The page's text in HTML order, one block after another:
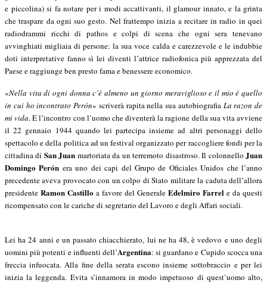
e piccolina) si fa notare per i modi accattivanti, il glamour innato, e la grinta
che traspare da ogni suo gesto. Nel frattempo inizia a recitare in radio in quei
radiodrammi ricchi di pathos e colpi di scena che ogni sera tenevano
avvinghiati migliaia di persone: la sua voce calda e carezzevole e le indubbie
doti interpretative fanno sì lei diventi l’attrice radiofonica più apprezzata del
Paese e raggiunge ben presto fama e benessere economico.
«Nella vita di ogni donna c’è almeno un giorno meraviglioso e il mio è quello
in cui ho incontrato Perón» scriverà rapita nella sua autobiografia La razon de
mi vida. E l’incontro con l’uomo che diventerà la ragione della sua vita avviene
il 22 gennaio 1944 quando lei partecipa insieme ad altri personaggi dello
spettacolo e della politica ad un festival organizzato per raccogliere fondi per la
cittadina di San Juan martoriata da un terremoto disastroso. Il colonnelloJuan
Domingo Perón era uno dei capi del Grupo de Oficiales Unidos che l’anno
precedente aveva provocato con un colpo di Stato militare la caduta dell’allora
presidente Ramon Castillo a favore del Generale Edelmiro Farrel e da questi
ricompensato con le cariche di segretario del Lavoro e degli Affari sociali.
Lei ha 24 anni e un passato chiacchierato, lui ne ha 48, è vedovo e uno degli
uomini più potenti e influenti dell’Argentina: si guardano e Cupido scocca una
freccia infuocata. Alla fine della serata escono insieme sottobraccio e per lei
inizia la leggenda. Evita s’innamora in modo impetuoso di quest’uomo alto,